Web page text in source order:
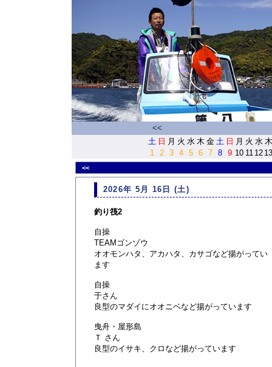
<<
土 日 月 火 水 木 金 土 日 月 火 水 木
1
2 3 4 5 6 7 8 9 10 11 12 13
<<
2026年 5月 16日 (土)
釣り筏2
自操
TEAMゴンゾウ
オオモンハタ、アカハタ、カサゴなど揚がってい
ます
自操
于さん
良型のマダイにオオニベなど揚がっています
曳舟・屋形島
Ｔ さん
良型のイサキ、クロなど揚がっています